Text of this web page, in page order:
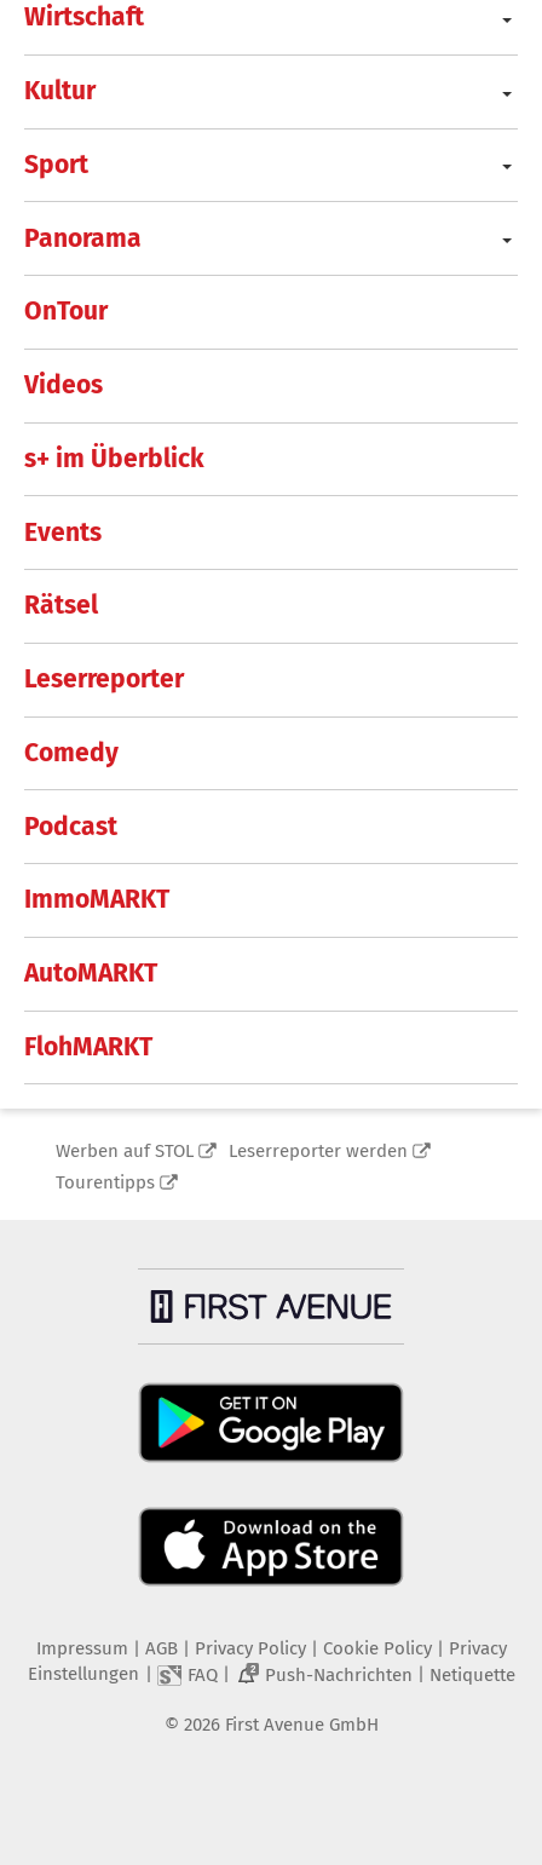
Wirtschaft
Kultur
Sport
Panorama
OnTour
Videos
s+ im Überblick
Events
Rätsel
Leserreporter
Comedy
Podcast
ImmoMARKT
AutoMARKT
FlohMARKT
Werben auf STOL
Leserreporter werden
Tourentipps
Impressum AGB Privacy Policy| Cookie Policy| Privacy
Einstellungen
FAQ| 2 Push-Nachrichten Netiquette
© 2026 First Avenue GmbH